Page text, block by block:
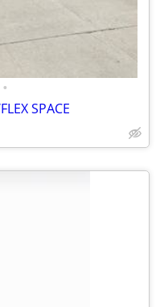
•
SPACE